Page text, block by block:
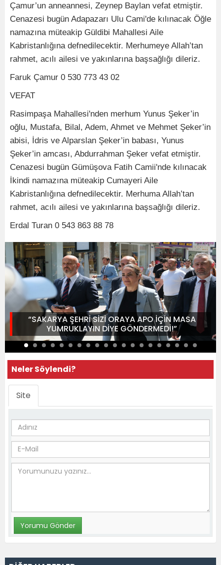
Çamur’un anneannesi, Zeynep Baylan vefat etmiştir.
Cenazesi bugün Adapazarı Ulu Cami'de kılınacak Öğle
namazına müteakip Güldibi Mahallesi Aile
Kabristanlığına defnedilecektir. Merhumeye Allah’tan
rahmet, acılı ailesi ve yakınlarına başsağlığı dileriz.
Faruk Çamur 0 530 773 43 02
VEFAT
Rasimpaşa Mahallesi'nden merhum Yunus Şeker’in
oğlu, Mustafa, Bilal, Adem, Ahmet ve Mehmet Şeker’in
abisi, İdris ve Alparslan Şeker’in babası, Yunus
Şeker’in amcası, Abdurrahman Şeker vefat etmiştir.
Cenazesi bugün Gümüşova Fatih Camii'nde kılınacak
İkindi namazına müteakip Cumayeri Aile
Kabristanlığına defnedilecektir. Merhuma Allah’tan
rahmet, acılı ailesi ve yakınlarına başsağlığı dileriz.
Erdal Turan 0 543 863 88 78
“SAKARYA ŞEHRİ SİZİ ORAYA APO İÇİN MASA
YUMRUKLAYIN DİYE GÖNDERMEDİ!”
Neler Söylendi?
Site